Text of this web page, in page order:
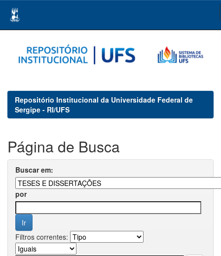
navigation
Repositório Institucional da Universidade Federal de
Sergipe - RI/UFS
Página de Busca
Buscar em:
por
Filtros correntes: